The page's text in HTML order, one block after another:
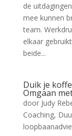
de
mee kunnen
team.
elkaar
beide...
Duik je
Omgaan
door Judy
Coaching,